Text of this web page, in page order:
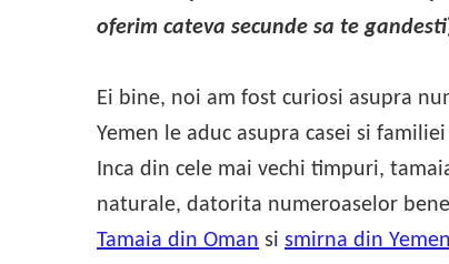
oferim cateva secunde sa te gandesti
Ei bine, noi am fost curiosi asupra
Yemen le aduc asupra casei si
Inca din cele mai vechi timpuri,
naturale, datorita numeroaselor
Tamaia din Oman si smirna din Yemen